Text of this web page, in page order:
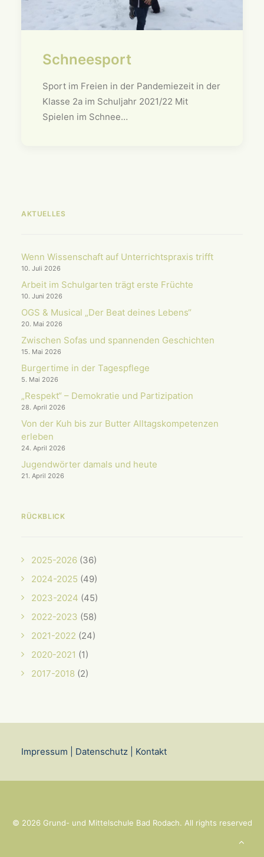
Schneesport
Sport im Freien in der Pandemiezeit in der
Klasse 2a im Schuljahr 2021/22 Mit
Spielen im Schnee…
AKTUELLES
Wenn Wissenschaft auf Unterrichts­praxis trifft
10. Juli 2026
Arbeit im Schulgarten trägt erste Früchte
10. Juni 2026
OGS & Musical „Der Beat deines Lebens“
20. Mai 2026
Zwischen Sofas und spannenden Geschichten
15. Mai 2026
Burgertime in der Tagespflege
5. Mai 2026
„Respekt“ – Demokratie und Partizipation
28. April 2026
Von der Kuh bis zur Butter Alltagskompetenzen
erleben
24. April 2026
Jugendwörter damals und heute
21. April 2026
RÜCKBLICK
2025-2026 (36)
2024-2025 (49)
2023-2024 (45)
2022-2023 (58)
2021-2022 (24)
2020-2021 (1)
2017-2018 (2)
Impressum Datenschutz Kontakt
© 2026 Grund- und Mittelschule Bad Rodach. All rights reserved